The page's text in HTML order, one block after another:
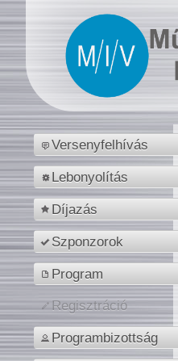
Versenyfelhívás
Lebonyolítás
Díjazás
Szponzorok
Program
Regisztráció
Programbizottság